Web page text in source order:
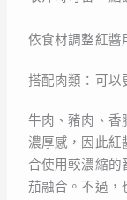
依食材調整紅醬
搭配肉類：可以
牛肉、豬肉、香
濃厚感，因此紅
合使用較濃縮的
茄融合。不過，